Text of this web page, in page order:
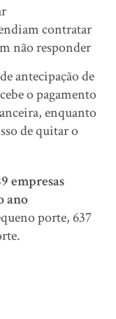
contratar
não responder
antecipação de
o pagamento
enquanto
de quitar o
empresas
ano
porte, 637